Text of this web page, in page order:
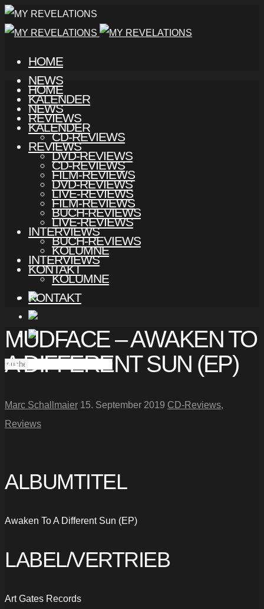
HOME
NEWS
KALENDER
REVIEWS
CD-REVIEWS
DVD-REVIEWS
FILM-REVIEWS
LIVE-REVIEWS
BUCH-REVIEWS
INTERVIEWS
KOLUMNE
KONTAKT
HOME
NEWS
KALENDER
REVIEWS
CD-REVIEWS
DVD-REVIEWS
FILM-REVIEWS
LIVE-REVIEWS
BUCH-REVIEWS
INTERVIEWS
KOLUMNE
KONTAKT
MUDFACE – AWAKEN TO
A DIFFERENT SUN (EP)
Marc Schallmaier 15. September 2019 CD-Reviews,
Reviews
ALBUMTITEL
Awaken To A Different Sun (EP)
LABEL/VERTRIEB
Art Gates Records